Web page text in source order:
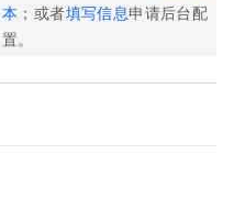
本 ；或者填写信息申请后台配
置。